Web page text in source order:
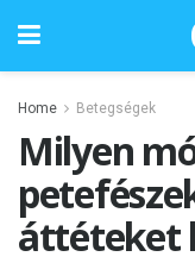
Home Betegségek
Milyen
áttéteket